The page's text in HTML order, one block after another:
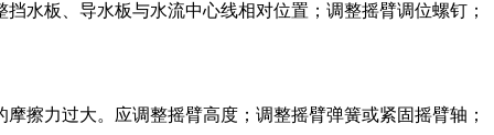
水板、导水板与水流中心线相对位置；调整摇臂调位螺钉；
擦力过大。应调整摇臂高度；调整摇臂弹簧或紧固摇臂轴；